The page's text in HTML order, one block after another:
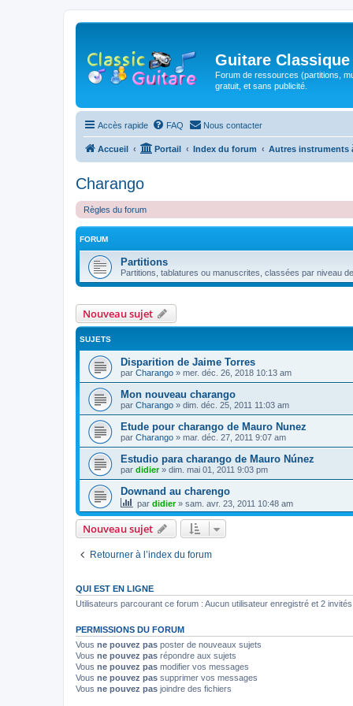
Guitare Classique
Forum de ressources (partitions,
gratuit, et sans publicité.
Accès rapide FAQ Nous contacter
Accueil Portail Index du forum Autres instruments
Charango
Règles du forum
FORUM
Partitions
Partitions, tablatures ou manuscrites, classées par niveau
Nouveau sujet
SUJETS
Disparition de Jaime Torres
par Charango » mer. déc. 26, 2018 10:13 am
Mon nouveau charango
par Charango » dim. déc. 25, 2011 11:03 am
Etude pour charango de Mauro Nunez
par Charango » mar. déc. 27, 2011 9:07 am
Estudio para charango de Mauro Núnez
par didier» dim. mai 01, 2011 9:03 pm
Downand au charengo
par didier» sam. avr. 23, 2011 10:48 am
Nouveau sujet
Retourner à l’index du forum
QUI EST EN LIGNE
Utilisateurs parcourant ce forum : Aucun utilisateur enregistré et 2 invités
PERMISSIONS DU FORUM
Vous ne pouvez pas poster de nouveaux sujets
Vous ne pouvez pas répondre aux sujets
Vous ne pouvez pas modifier vos messages
Vous ne pouvez pas supprimer vos messages
Vous ne pouvez pas joindre des fichiers